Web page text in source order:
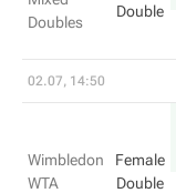
Doubles
Double
02.07, 14:50
Wimbledon
WTA
Female
Double